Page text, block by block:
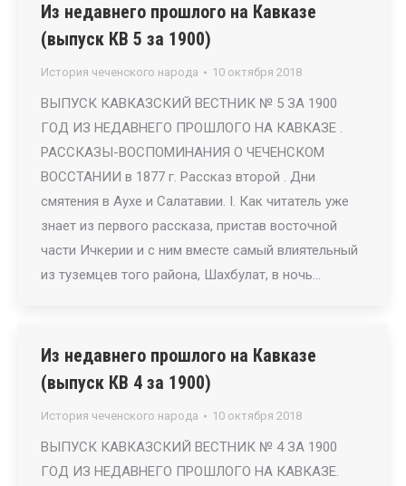
Из недавнего прошлого на Кавказе
(выпуск КВ 5 за 1900)
История чеченского народа 10 октября 2018
ВЫПУСК КАВКАЗСКИЙ ВЕСТНИК № 5 ЗА 1900
ГОД ИЗ НЕДАВНЕГО ПРОШЛОГО НА КАВКАЗЕ .
РАССКАЗЫ-ВОСПОМИНАНИЯ О ЧЕЧЕНСКОМ
ВОССТАНИИ в 1877 г. Рассказ второй . Дни
смятения в Аухе и Салатавии. I. Как читатель уже
знает из первого рассказа, пристав восточной
части Ичкерии и с ним вместе самый влиятельный
из туземцев того района, Шахбулат, в ночь…
Из недавнего прошлого на Кавказе
(выпуск КВ 4 за 1900)
История чеченского народа 10 октября 2018
ВЫПУСК КАВКАЗСКИЙ ВЕСТНИК № 4 ЗА 1900
ГОД ИЗ НЕДАВНЕГО ПРОШЛОГО НА КАВКАЗЕ.